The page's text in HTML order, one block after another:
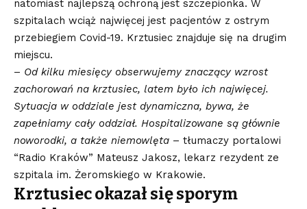
natomiast najlepszą ochroną jest szczepionka. W
szpitalach wciąż najwięcej jest pacjentów z ostrym
przebiegiem Covid-19. Krztusiec znajduje się na drugim
miejscu.
– Od kilku miesięcy obserwujemy znaczący wzrost
zachorowań na krztusiec, latem było ich najwięcej.
Sytuacja w oddziale jest dynamiczna, bywa, że
zapełniamy cały oddział. Hospitalizowane są głównie
noworodki, a także niemowlęta – tłumaczy portalowi
“Radio Kraków” Mateusz Jakosz, lekarz rezydent ze
szpitala im. Żeromskiego w Krakowie.
Krztusiec okazał się sporym